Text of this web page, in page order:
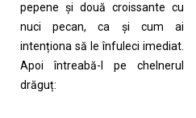
pepene și două croissante cu
nuci pecan, ca și cum ai
intenționa să le înfuleci imediat.
Apoi întreabă-l pe chelnerul
drăguț: